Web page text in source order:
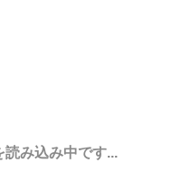
読み込み中です...